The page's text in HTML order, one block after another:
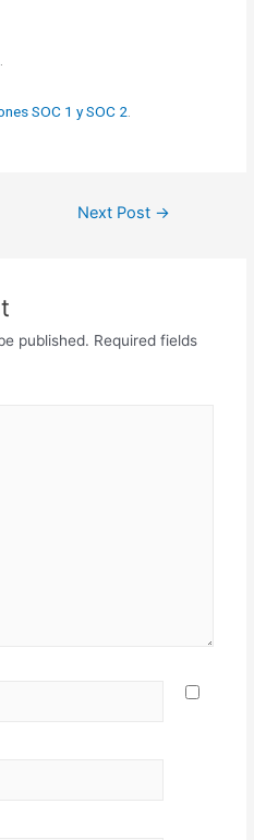
.
SOC 1 y SOC 2
Next Post →
published. Required fields